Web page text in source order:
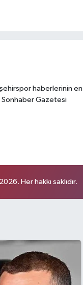
haberlerinin en
Sonhaber Gazetesi
Her hakkı saklıdır.